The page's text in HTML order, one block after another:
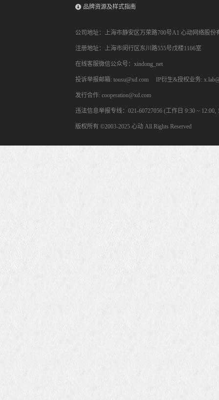
品牌资源及样式指南
公司地址：上海市静安区万荣路700号A1 心动网络股份
注册地址：上海市闵行区东川路555号戊楼1166室
在线客服微信公众号：xindong_net
投诉举报邮箱: tousu@xd.com IP衍生&授权业务:
发行合作: cooperation@xd.com
违法信息举报专线：021-60727056 (工作日 9:30 ~ 12:00,
版权所有 ©2003-2025 心动 All Rights Reserved